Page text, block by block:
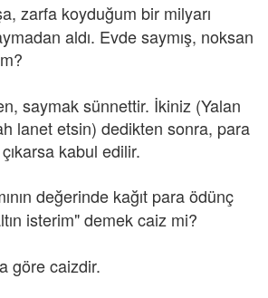
zarfa koyduğum bir milyarı
aldı. Evde saymış, noksan
saymak sünnettir. İkiniz (Yalan
lanet etsin) dedikten sonra, para
kabul edilir.
değerinde kağıt para ödünç
isterim" demek caiz mi?
göre caizdir.